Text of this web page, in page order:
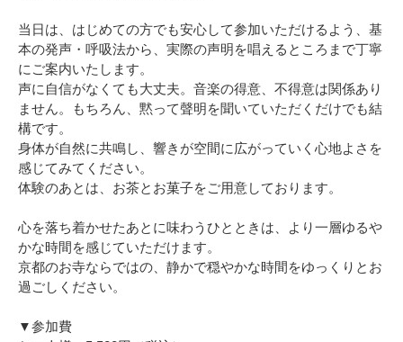
当日は、はじめての方でも安心して参加いただけるよう、基
本の発声・呼吸法から、実際の声明を唱えるところまで丁寧
にご案内いたします。
声に自信がなくても大丈夫。音楽の得意、不得意は関係あり
ません。もちろん、黙って聲明を聞いていただくだけでも結
構です。
身体が自然に共鳴し、響きが空間に広がっていく心地よさを
感じてみてください。
体験のあとは、お茶とお菓子をご用意しております。
心を落ち着かせたあとに味わうひとときは、より一層ゆるや
かな時間を感じていただけます。
京都のお寺ならではの、静かで穏やかな時間をゆっくりとお
過ごしください。
▼参加費